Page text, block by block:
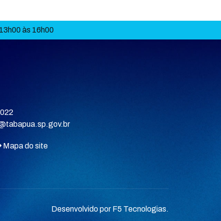
às 16h00
Mapa do site
Desenvolvido por F5 Tecnologias.